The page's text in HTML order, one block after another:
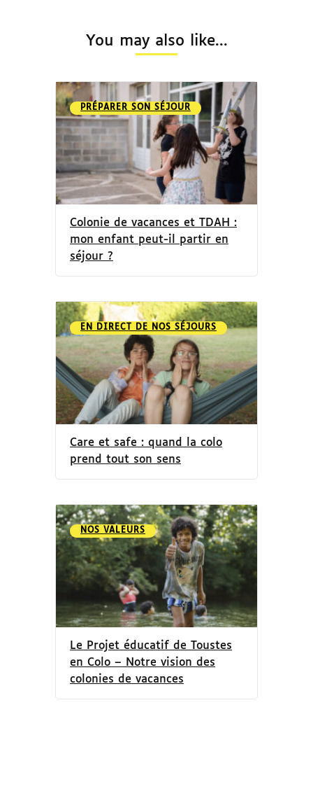
You may also like...
PRÉPARER SON SÉJOUR
Colonie de vacances et TDAH :
mon enfant peut-il partir en
séjour ?
EN DIRECT DE NOS SÉJOURS
Care et safe : quand la colo
prend tout son sens
NOS VALEURS
Le Projet éducatif de Toustes
en Colo – Notre vision des
colonies de vacances